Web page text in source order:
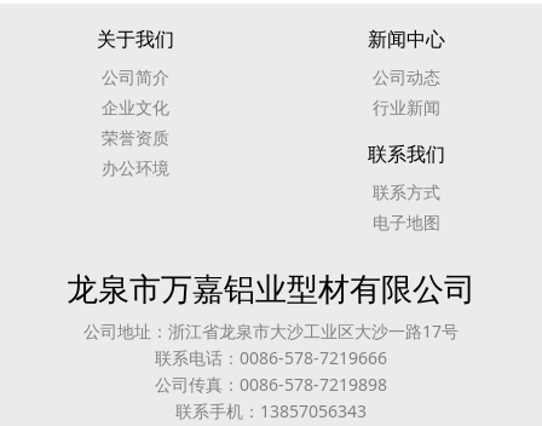
关于我们
公司简介
企业文化
荣誉资质
办公环境
新闻中心
公司动态
行业新闻
联系我们
联系方式
电子地图
龙泉市万嘉铝业型材有限公司
公司地址：浙江省龙泉市大沙工业区大沙一路17号
联系电话：0086-578-7219666
公司传真：0086-578-7219898
联系手机：13857056343